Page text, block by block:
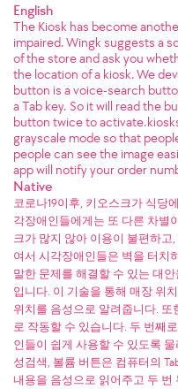
English
The Kiosk has become
impaired. Wingk suggests a
of the store and ask you
the location of a kiosk. We
button is a voice-search
a Tab key. So it will read the
button twice to
grayscale mode so that
people can see the image
app will notify your order
Native
코로나19이후, 키오스크가 식당
각장애인들에게는 또 다른 차별
크가 많지 않아 이용이 불편하
여서 시각장애인들은 벽을 터치
말한 문제를 해결할 수 있는 대
입니다. 이 기술을 통해 매장 위
위치를 음성으로 알려줍니다.
로 작동할 수 있습니다. 두 번째
인들이 쉽게 사용할 수 있도록
성검색, 볼륨 버튼은 컴퓨터의
내용을 음성으로 읽어주고 두 번